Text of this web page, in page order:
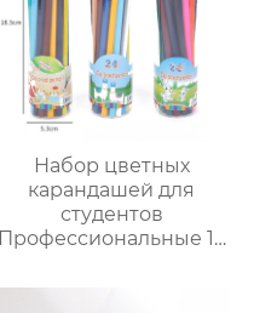
Набор цветных
карандашей для
студентов
Профессиональные 12